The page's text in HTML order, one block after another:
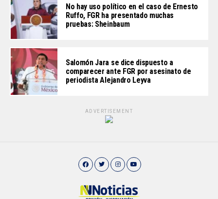
No hay uso político en el caso de Ernesto
Ruffo, FGR ha presentado muchas
pruebas: Sheinbaum
Salomón Jara se dice dispuesto a
comparecer ante FGR por asesinato de
periodista Alejandro Leyva
ADVERTISEMENT